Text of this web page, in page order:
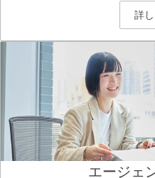
詳
エージェ